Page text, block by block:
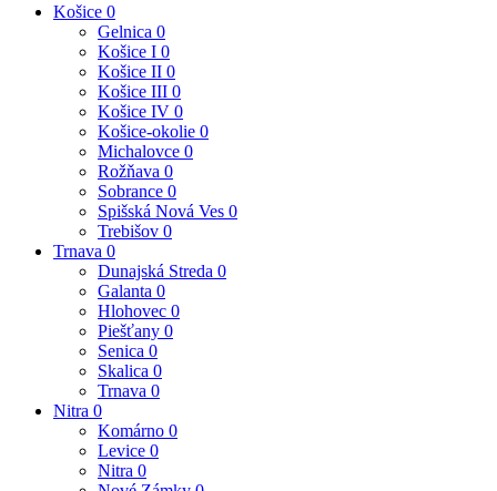
Košice 0
Gelnica 0
Košice I 0
Košice II 0
Košice III 0
Košice IV 0
Košice-okolie 0
Michalovce 0
Rožňava 0
Sobrance 0
Spišská Nová Ves 0
Trebišov 0
Trnava 0
Dunajská Streda 0
Galanta 0
Hlohovec 0
Piešťany 0
Senica 0
Skalica 0
Trnava 0
Nitra 0
Komárno 0
Levice 0
Nitra 0